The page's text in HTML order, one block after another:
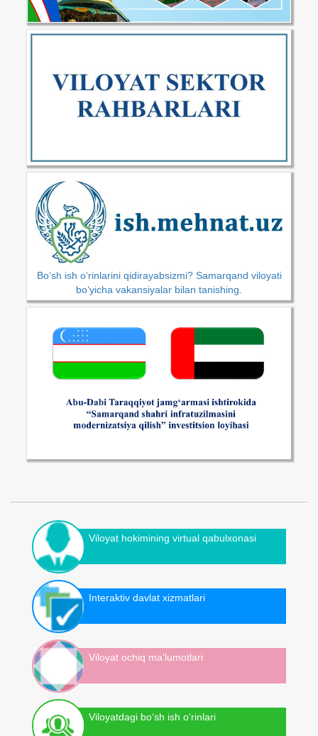
Bo‘sh ish o‘rinlarini qidirayabsizmi? Samarqand viloyati
bo‘yicha vakansiyalar bilan tanishing.
Viloyat hokimining virtual qabulxonasi
Interaktiv davlat xizmatlari
Viloyat ochiq ma'lumotlari
Viloyatdagi bo‘sh ish o‘rinlari